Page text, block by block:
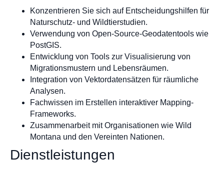
Konzentrieren Sie sich auf Entscheidungshilfen für
Naturschutz- und Wildtierstudien.
Verwendung von Open-Source-Geodatentools wie
PostGIS.
Entwicklung von Tools zur Visualisierung von
Migrationsmustern und Lebensräumen.
Integration von Vektordatensätzen für räumliche
Analysen.
Fachwissen im Erstellen interaktiver Mapping-
Frameworks.
Zusammenarbeit mit Organisationen wie Wild
Montana und den Vereinten Nationen.
Dienstleistungen